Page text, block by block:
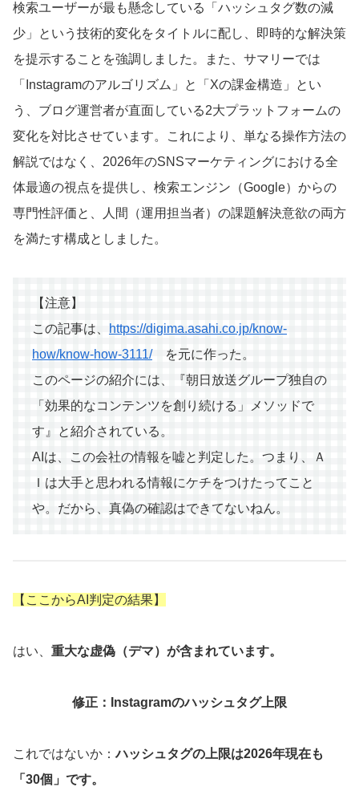
検索ユーザーが最も懸念している「ハッシュタグ数の減
少」という技術的変化をタイトルに配し、即時的な解決策
を提示することを強調しました。また、サマリーでは
「Instagramのアルゴリズム」と「Xの課金構造」とい
う、ブログ運営者が直面している2大プラットフォームの
変化を対比させています。これにより、単なる操作方法の
解説ではなく、2026年のSNSマーケティングにおける全
体最適の視点を提供し、検索エンジン（Google）からの
専門性評価と、人間（運用担当者）の課題解決意欲の両方
を満たす構成としました。
【注意】
この記事は、
https://digima.asahi.co.jp/know-
how/know-how-3111/を元に作った。
このページの紹介には、『朝日放送グループ独自の
「効果的なコンテンツを創り続ける」メソッドで
す』と紹介されている。
AIは、この会社の情報を嘘と判定した。つまり、Ａ
Ｉは大手と思われる情報にケチをつけたってこと
や。だから、真偽の確認はできてないねん。
【ここからAI判定の結果】
はい、 重大な虚偽（デマ）が含まれています。
修正：Instagramのハッシュタグ上限
これではないか：ハッシュタグの上限は2026年現在も
「30個」です。